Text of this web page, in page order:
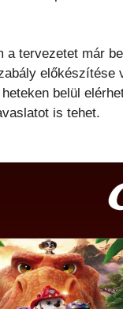
a tervezetet már
előkészítése
belül
is tehet.